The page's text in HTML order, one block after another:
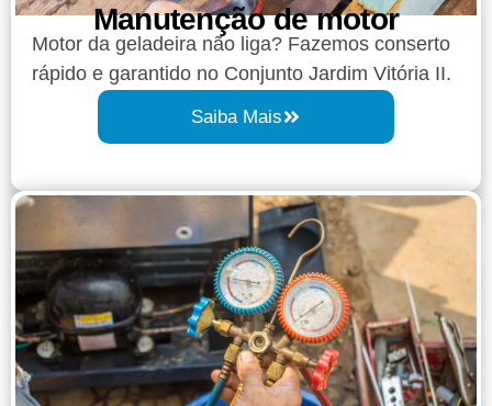
Manutenção de motor
Motor da geladeira não liga? Fazemos conserto
rápido e garantido no Conjunto Jardim Vitória II.
Saiba Mais